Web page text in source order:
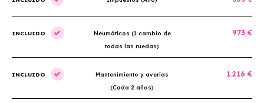
INCLUIDO
Neumáticos (1 cambio de
todas las ruedas)
973 €
INCLUIDO
Mantenimiento y averías
(Cada 2 años)
1.216 €